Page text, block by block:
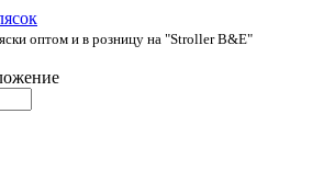
оптом и в розницу на "Stroller B&E"